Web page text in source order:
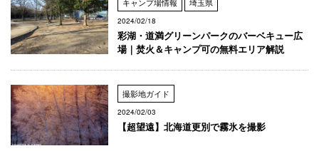
キャンプ場情報 埼玉県
2024/02/18
彩湖・道満グリーンパークのバーベキュー広
場｜焚火＆キャンプ可の無料エリア解説
撮影地ガイド
2024/02/03
【超望遠】北海道更別で霧氷を撮影